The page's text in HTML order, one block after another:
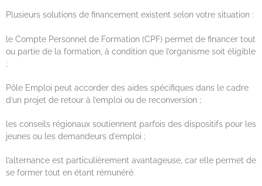
Plusieurs solutions de financement existent selon votre situation :
le Compte Personnel de Formation (CPF) permet de financer tout
ou partie de la formation, à condition que l’organisme soit éligible
;
Pôle Emploi peut accorder des aides spécifiques dans le cadre
d’un projet de retour à l’emploi ou de reconversion ;
les conseils régionaux soutiennent parfois des dispositifs pour les
jeunes ou les demandeurs d’emploi ;
l’alternance est particulièrement avantageuse, car elle permet de
se former tout en étant rémunéré.